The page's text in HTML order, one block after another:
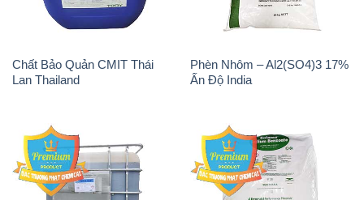
Chất Bảo Quản CMIT Thái
Lan Thailand
Phèn Nhôm – Al2(SO4)3 17%
Ấn Độ India